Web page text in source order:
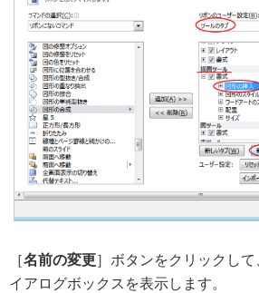
［名前の変更］ボタンをクリックし
イアログボックスを表示します。